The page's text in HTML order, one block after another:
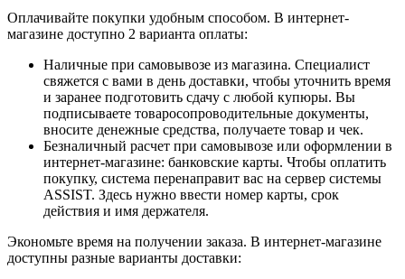
Оплачивайте покупки удобным способом. В интернет-
магазине доступно 2 варианта оплаты:
Наличные при самовывозе из магазина. Специалист
свяжется с вами в день доставки, чтобы уточнить время
и заранее подготовить сдачу с любой купюры. Вы
подписываете товаросопроводительные документы,
вносите денежные средства, получаете товар и чек.
Безналичный расчет при самовывозе или оформлении в
интернет-магазине: банковские карты. Чтобы оплатить
покупку, система перенаправит вас на сервер системы
ASSIST. Здесь нужно ввести номер карты, срок
действия и имя держателя.
Экономьте время на получении заказа. В интернет-магазине
доступны разные варианты доставки: